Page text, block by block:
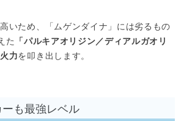
いため、「ムゲンダイナ」には劣るもの
た
「パルキアオリジン／ディアルガオリ
力を叩き出します。
も最強レベル